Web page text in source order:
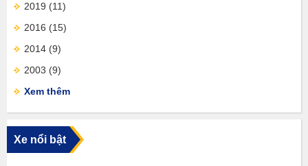
2019 (11)
2016 (15)
2014 (9)
2003 (9)
Xem thêm
Xe nổi bật